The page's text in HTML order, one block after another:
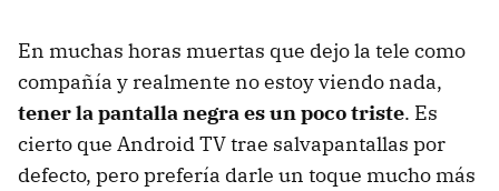
En muchas horas muertas que dejo la tele como
compañía y realmente no estoy viendo nada,
tener la pantalla negra es un poco triste. Es
cierto que Android TV trae salvapantallas por
defecto, pero prefería darle un toque mucho más